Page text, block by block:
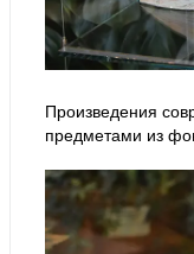
Произведения
предметами из